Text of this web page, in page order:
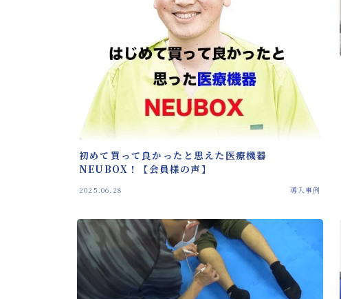
初めて買って良かったと思えた医療機器
NEUBOX！【会員様の声】
2025.06.28 導入事例